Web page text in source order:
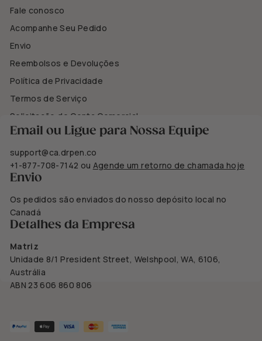
Fale conosco
Acompanhe Seu Pedido
Envio
Reembolsos e Devoluções
Política de Privacidade
Termos de Serviço
Solicitação de Conta Comercial
Email ou Ligue para Nossa Equipe
support@ca.drpen.co
+1-877-708-7142 ou Agende um retorno de chamada hoje
Envio
Os pedidos são enviados do nosso depósito local no
Canadá
Detalhes da Empresa
Matriz
Unidade 8/1 President Street, Welshpool, WA, 6106,
Austrália
ABN 23 606 860 806